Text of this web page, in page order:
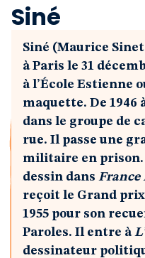
Siné
Siné (Maurice
à Paris le 31
à l’École Estienne
maquette. De 1946
dans le groupe de
rue. Il passe une
militaire en
dessin dans France
reçoit le Grand
1955 pour son
Paroles. Il entre à
dessinateur